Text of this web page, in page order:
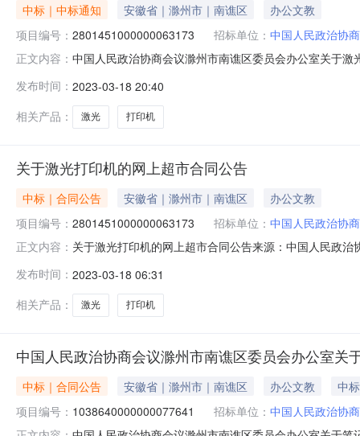
中标｜中标通知 安徽省｜滁州市｜南谯区
办公文教
项目编号： 2801451000000063173 招标单位： 中国人民政治协
正文内容： 中国人民政治协商会议滁州市南谯区委员会办公室关于
公示如下：一、项目信息项目名称:中国人民政治协商会
发布时间： 2023-03-18 20:40
相关产品：
激光 打印机
关于激光打印机的网上超市合同公告
中标｜合同公告 安徽省｜滁州市｜南谯区
办公文教
项目编号： 2801451000000063173 招标单位： 中国人民政治协
正文内容： 关于激光打印机的网上超市合同公告来源：中国人民政
中国人民政治协商会议滁州市南谯区委员会办公室地址
发布时间： 2023-03-18 06:31
相关产品：
激光 打印机
中国人民政治协商会议滁州市南谯区委员会办公室
中标｜合同公告 安徽省｜滁州市｜南谯区 办公文教
中
项目编号： 1038640000000077641 招标单位： 中国人民政治协